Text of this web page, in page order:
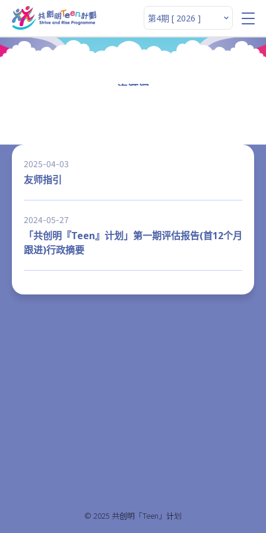
资源阁
2025-04-03
友师指引
2024-05-27
「共创明『Teen』计划」第一期评估报告(首12个月
跟进)行政摘要
© 2025 共创明「Teen」计划